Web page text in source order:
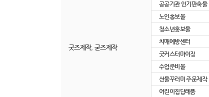
굿즈제작, 굳즈제작
공공기관 인기판촉물
노인홍보물
청소년홍보물
치매예방센터
굿커스터마이징
수업준비물
선물꾸러미 주문제작
어린이집답례품